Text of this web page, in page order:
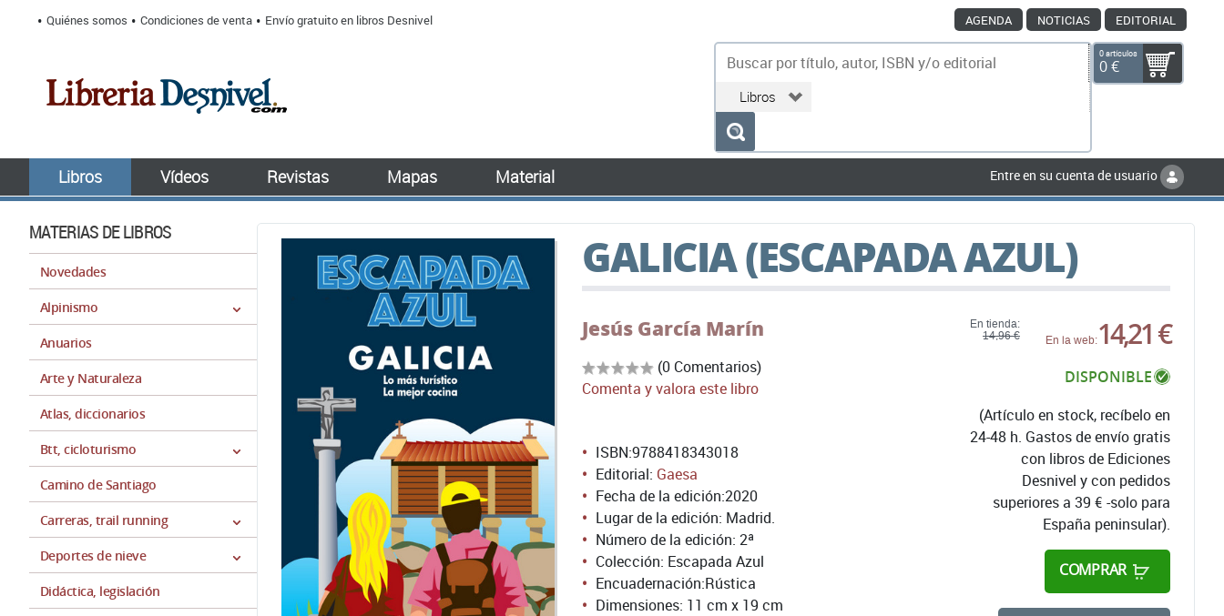
Quiénes somos Condiciones de venta Envío gratuito en libros Desnivel AGENDA NOTICIAS EDITORIAL
0 artículos
0 €
Libros Vídeos Revistas Mapas Material Entre en su cuenta de usuario
MATERIAS DE LIBROS
Novedades
Alpinismo
Anuarios
Arte y Naturaleza
Atlas, diccionarios
Btt, cicloturismo
Camino de Santiago
Carreras, trail running
Deportes de nieve
Didáctica, legislación
GALICIA (ESCAPADA AZUL)
Jesús García Marín
(0 Comentarios)
Comenta y valora este libro
En tienda:
14,96 €
En la web:14,21 €
DISPONIBLE
(Artículo en stock, recíbelo en
24-48 h. Gastos de envío gratis
con libros de Ediciones
Desnivel y con pedidos
superiores a 39 € -solo para
España peninsular).
COMPRAR
ISBN:9788418343018
Editorial: Gaesa
Fecha de la edición:2020
Lugar de la edición: Madrid.
Número de la edición: 2ª
Colección: Escapada Azul
Encuadernación:Rústica
Dimensiones: 11 cm x 19 cm